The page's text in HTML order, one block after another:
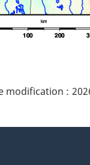
modification :